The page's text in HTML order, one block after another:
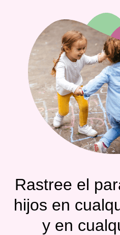
Rastree el
hijos en
y en